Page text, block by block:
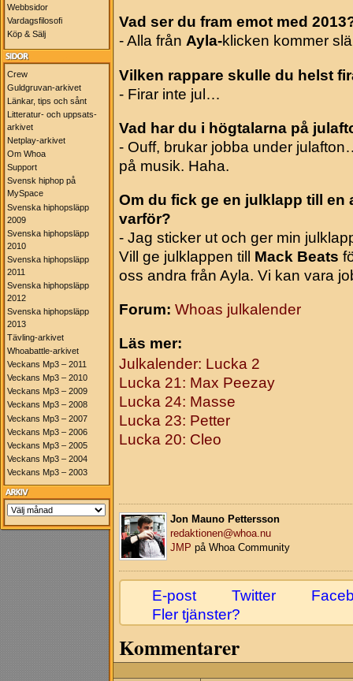
Webbsidor
Vardagsfilosofi
Köp & Sälj
Crew
Guldgruvan-arkivet
Länkar, tips och sånt
Litteratur- och uppsats-
arkivet
Netplay-arkivet
Om Whoa
Support
Svensk hiphop på
MySpace
Svenska hiphopsläpp
2009
Svenska hiphopsläpp
2010
Svenska hiphopsläpp
2011
Svenska hiphopsläpp
2012
Svenska hiphopsläpp
2013
Tävling-arkivet
Whoabattle-arkivet
Veckans Mp3 – 2011
Veckans Mp3 – 2010
Veckans Mp3 – 2009
Veckans Mp3 – 2008
Veckans Mp3 – 2007
Veckans Mp3 – 2006
Veckans Mp3 – 2005
Veckans Mp3 – 2004
Veckans Mp3 – 2003
Vad ser du fram emot med
- Alla från Ayla-klicken kommer
Vilken rappare skulle du helst
- Firar inte jul…
Vad har du i högtalarna på
- Ouff, brukar jobba under
på musik. Haha.
Om du fick ge en julklapp till en
varför?
- Jag sticker ut och ger min
Vill ge julklappen till Mack Beats
oss andra från Ayla. Vi kan vara
Forum: Whoas julkalender
Läs mer:
Julkalender: Lucka 2
Lucka 21: Max Peezay
Lucka 24: Masse
Lucka 23: Petter
Lucka 20: Cleo
Jon Mauno Pettersson
redaktionen@whoa.nu
JMP på Whoa Community
E-post Twitter
Fler tjänster?
Kommentarer